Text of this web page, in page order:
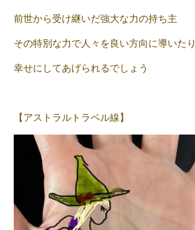
前世から受け継いだ強大な力の持ち主
その特別な力で人々を良い方向に導いたり
幸せにしてあげられるでしょう
【アストラルトラベル線】